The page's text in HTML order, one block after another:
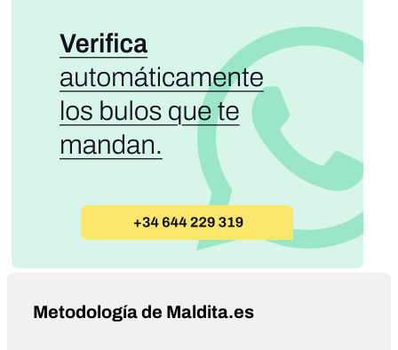
Metodología de Maldita.es